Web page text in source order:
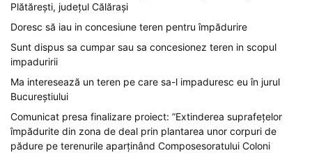
Plătărești, județul Călărași
Doresc să iau in concesiune teren pentru împădurire
Sunt dispus sa cumpar sau sa concesionez teren in scopul
impaduririi
Ma interesează un teren pe care sa-l impaduresc eu în jurul
Bucureștiului
Comunicat presa finalizare proiect: ”Extinderea suprafețelor
împădurite din zona de deal prin plantarea unor corpuri de
pădure pe terenurile aparținând Composesoratului Coloni